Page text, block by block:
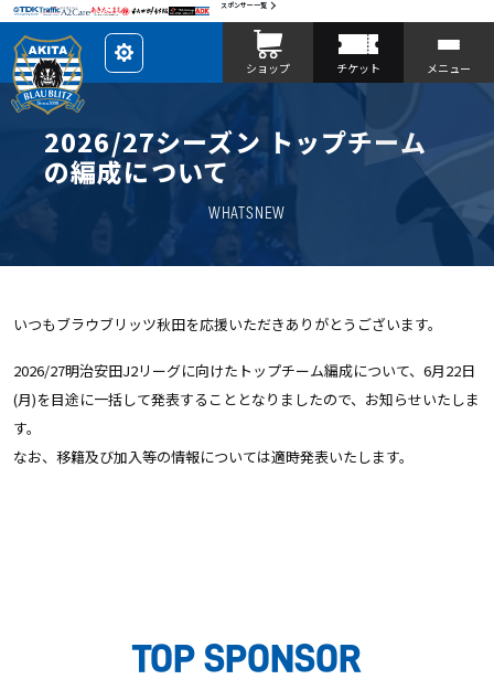
スポンサー一覧
レ
イ
ア
を
カ
ス
タ
マ
ショップ チケット メニュー
2026/27シーズン トップチーム
の編成について
WHATSNEW
いつもブラウブリッツ秋田を応援いただきありがとうございます。
2026/27明治安田J2リーグに向けたトップチーム編成について、6月22日
(月)を目途に一括して発表することとなりましたので、お知らせいたしま
す。
なお、移籍及び加入等の情報については適時発表いたします。
TOP SPONSOR